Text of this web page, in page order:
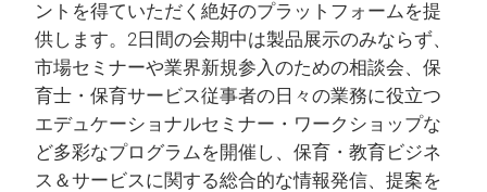
ントを得ていただく絶好のプラットフォームを提
供します。2日間の会期中は製品展示のみならず、
市場セミナーや業界新規参入のための相談会、保
育士・保育サービス従事者の日々の業務に役立つ
エデュケーショナルセミナー・ワークショップな
ど多彩なプログラムを開催し、保育・教育ビジネ
ス＆サービスに関する総合的な情報発信、提案を